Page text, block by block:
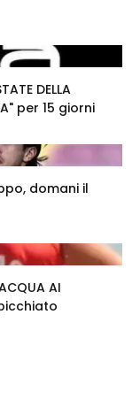
DELLA
per 15 giorni
domani il
AI